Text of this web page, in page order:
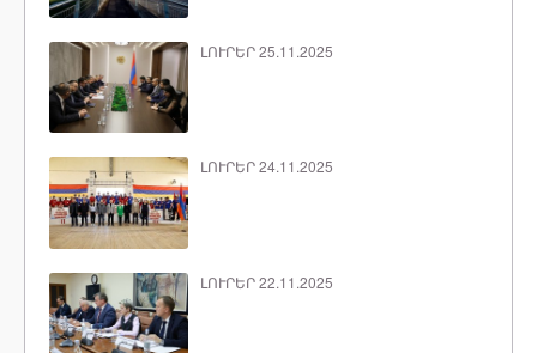
ԼՈՒՐԵՐ 25.11.2025
ԼՈՒՐԵՐ 24.11.2025
ԼՈՒՐԵՐ 22.11.2025